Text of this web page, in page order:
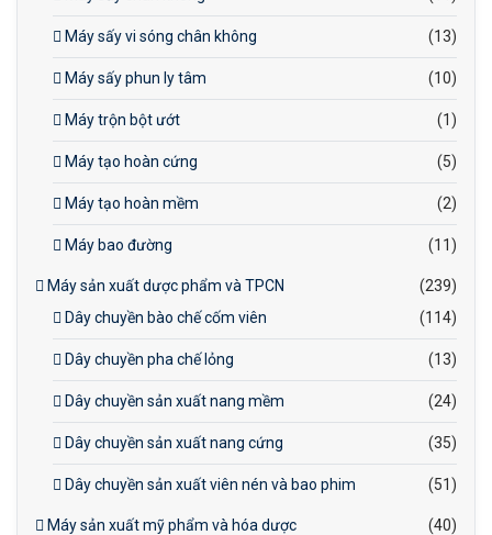
Máy sấy vi sóng chân không (13)
Máy sấy phun ly tâm (10)
Máy trộn bột ướt (1)
Máy tạo hoàn cứng (5)
Máy tạo hoàn mềm (2)
Máy bao đường (11)
Máy sản xuất dược phẩm và TPCN
(239)
Dây chuyền bào chế cốm viên
(114)
Dây chuyền pha chế lỏng (13)
Dây chuyền sản xuất nang mềm (24)
Dây chuyền sản xuất nang cứng (35)
Dây chuyền sản xuất viên nén và bao phim (51)
Máy sản xuất mỹ phẩm và hóa dược (40)